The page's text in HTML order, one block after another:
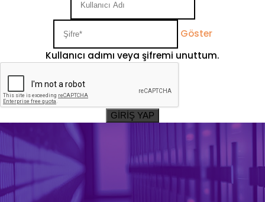
Göster
Kullanıcı adımı veya şifremi unuttum.
GİRİŞ YAP